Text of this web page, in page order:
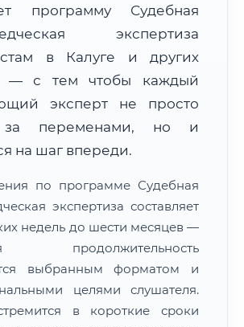
документ для увеличения и просмотра
программу Судебная
экспертиза
в Калуге и других
— с тем чтобы каждый
эксперт не просто
за переменами, но и
на шаг впереди.
по программе Судебная
экспертиза составляет
недель до шести месяцев —
продолжительность
выбранным форматом и
целями слушателя.
в короткие сроки